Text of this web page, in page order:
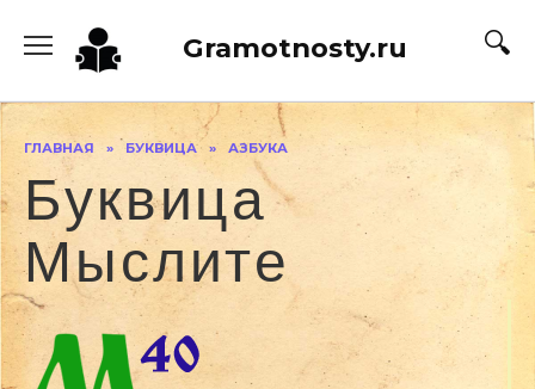
содержанию
Gramotnosty.ru
ГЛАВНАЯ » БУКВИЦА » АЗБУКА
Буквица
Мыслитe